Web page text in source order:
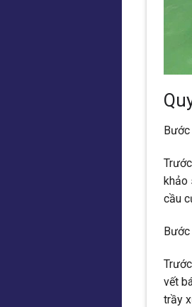
khảo
cầu
Bước
vết
trầy